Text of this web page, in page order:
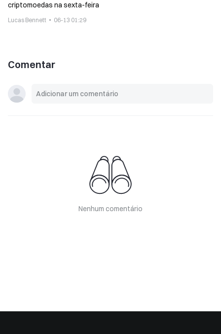
criptomoedas na sexta-feira
Lucas Bennett 06-13 01:29
Comentar
Nenhum comentário